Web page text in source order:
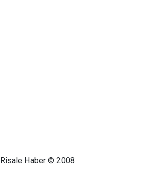
Risale Haber © 2008